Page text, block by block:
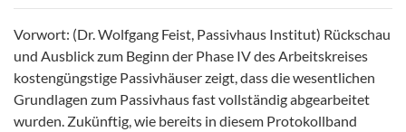
Vorwort: (Dr. Wolfgang Feist, Passivhaus Institut) Rückschau
und Ausblick zum Beginn der Phase IV des Arbeitskreises
kostengüngstige Passivhäuser zeigt, dass die wesentlichen
Grundlagen zum Passivhaus fast vollständig abgearbeitet
wurden. Zukünftig, wie bereits in diesem Protokollband